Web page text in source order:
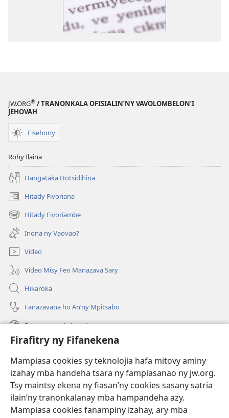
Firafitry ny Fifanekena
Mampiasa cookies sy teknolojia hafa mitovy aminy
izahay mba handeha tsara ny fampiasanao ny jw.org.
Tsy maintsy ekena ny fiasan’ny cookies sasany satria
ilain’ny tranonkalanay mba hampandeha azy.
Mampiasa cookies fanampiny izahay, ary mba
JW.ORG® / TRANONKALA OFISIALIN’NY VAVOLOMBELON’I
JEHOVAH
Fisehony
Rohy Ilaina
Hangataka Hotsidihina
Hitady Fivoriana
(manokatra
rohy) Hitady Fivoriambe
(manokatra
rohy) Inona ny Vaovao?
Video
Video Misy Feo Manazava Sary
Hikaroka
Fanazavana ho An’ny Mpitsabo
Fanazavana Ankapobeny
Fanampiana
Fanomezana
(manokatra
rohy)
FITEHIRIZAM-BOKIN’NY Vavolombelon’i Jehovah
(manokatra
rohy)